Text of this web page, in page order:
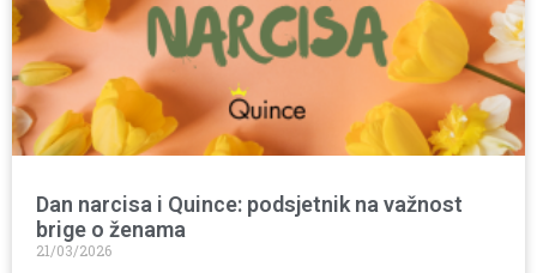
Dan narcisa i Quince: podsjetnik na važnost
brige o ženama
21/03/2026